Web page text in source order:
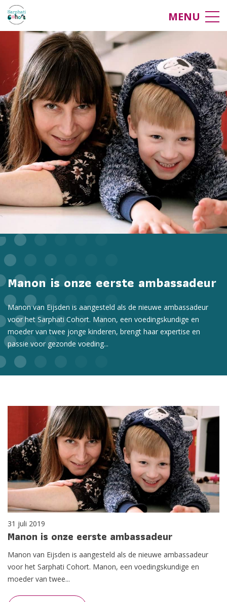
Ambassadeur MENU
Manon is onze eerste ambassadeur
Manon van Eijsden is aangesteld als de nieuwe ambassadeur
voor het Sarphati Cohort. Manon, een voedingskundige en
moeder van twee jonge kinderen, brengt haar expertise en
passie voor gezonde voeding...
31 juli 2019
Manon is onze eerste ambassadeur
Manon van Eijsden is aangesteld als de nieuwe ambassadeur
voor het Sarphati Cohort. Manon, een voedingskundige en
moeder van twee...